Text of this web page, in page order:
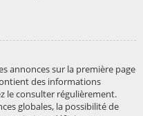
annonces sur la première page
des informations
le consulter régulièrement.
globales, la possibilité de